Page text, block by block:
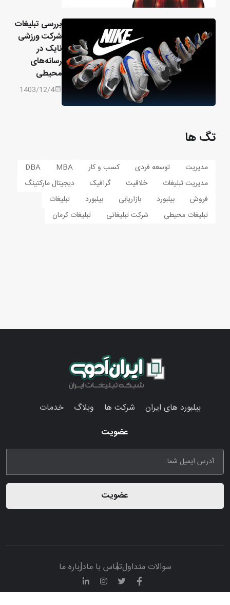
بررسی تبلیغات
شرکت ورزشی
نایک در
رسانه‌های
محیطی
1403/12/4
تگ ها
مدیریت توسعه فردی کسب و کار MBA
DBA
مدیریت تبلیغات
خلاقیت گرافیک
دیجیتال مارکتینگ
فروش
بیلبورد بازاریابی بیلبورد
تبلیغات
تبلیغات محیطی
شرکت تبلیغاتی تبلیغات کرمان
بیلبورد های ایران شرکت ها وبلاگ
خدمات
عضویت
عضویت
سوالات متداولتماس با مادرباره ما